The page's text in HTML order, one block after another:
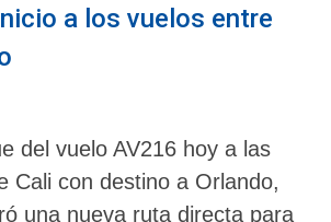
a los vuelos entre
del vuelo AV216 hoy a las
Cali con destino a Orlando,
una nueva ruta directa para